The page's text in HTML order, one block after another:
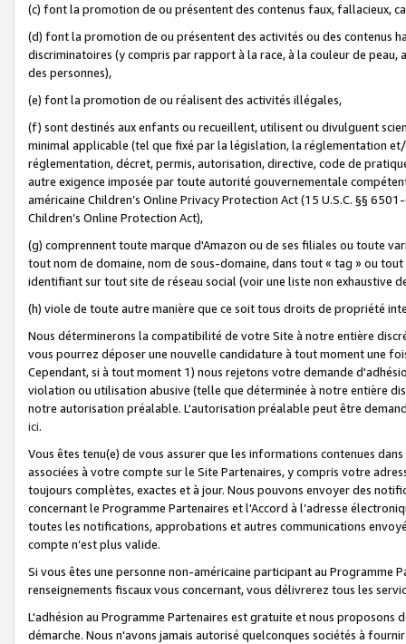
(c) font la promotion de ou présentent des contenus faux, fallacieux,
(d) font la promotion de ou présentent des activités ou des contenus
discriminatoires (y compris par rapport à la race, à la couleur de
des personnes),
(e) font la promotion de ou réalisent des activités illégales,
(f) sont destinés aux enfants ou recueillent, utilisent ou divulguent
minimal applicable (tel que fixé par la législation, la réglementation
réglementation, décret, permis, autorisation, directive, code de
autre exigence imposée par toute autorité gouvernementale
américaine Children’s Online Privacy Protection Act (15 U.S.C. §§
Children’s Online Protection Act),
(g) comprennent toute marque d'Amazon ou de ses filiales ou toute
tout nom de domaine, nom de sous-domaine, dans tout « tag » ou
identifiant sur tout site de réseau social (voir une liste non exhaustive
(h) viole de toute autre manière que ce soit tous droits de propriété
Nous déterminerons la compatibilité de votre Site à notre entière
vous pourrez déposer une nouvelle candidature à tout moment une
Cependant, si à tout moment 1) nous rejetons votre demande
violation ou utilisation abusive (telle que déterminée à notre entière
notre autorisation préalable. L'autorisation préalable peut être
ici.
Vous êtes tenu(e) de vous assurer que les informations contenues
associées à votre compte sur le Site Partenaires, y compris votre
toujours complètes, exactes et à jour. Nous pouvons envoyer des
concernant le Programme Partenaires et l'Accord à l’adresse
toutes les notifications, approbations et autres communications
compte n’est plus valide.
Si vous êtes une personne non-américaine participant au
renseignements fiscaux vous concernant, vous délivrerez tous les
L'adhésion au Programme Partenaires est gratuite et nous proposons
démarche. Nous n'avons jamais autorisé quelconques sociétés à